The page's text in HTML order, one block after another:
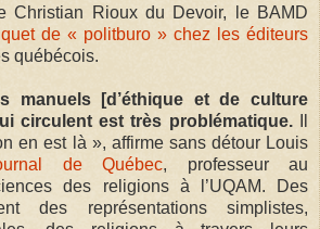
Christian Rioux du Devoir, le BAMD
de « politburo » chez les éditeurs
québécois.
manuels [d’éthique et de culture
circulent est très problématique.Il
en est là », affirme sans détour Louis
de Québec, professeur au
des religions à l’UQAM. Des
des représentations simplistes,